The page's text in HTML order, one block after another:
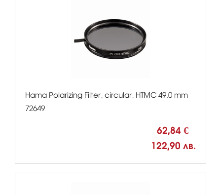
Hama Polarizing Filter, circular, HTMC 49.0 mm
72649
62,84 €
122,90 лв.